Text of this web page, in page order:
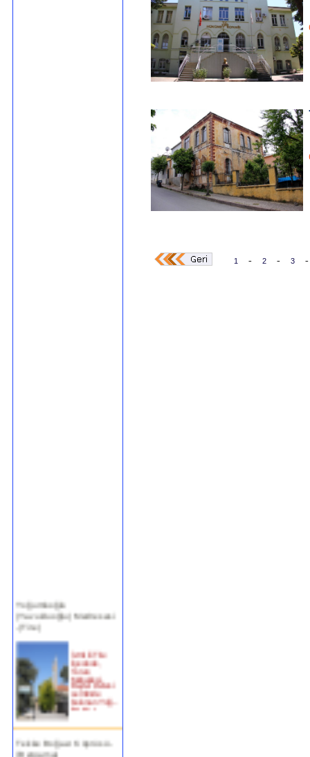
-(Tire)
Turan
Mahallesi,
Beyler Deresi
semtinde
bulunan Yoğ...
devam »
Tekke Boğazı Köprüsü -
(Bergama)
1 - 2 - 3 -